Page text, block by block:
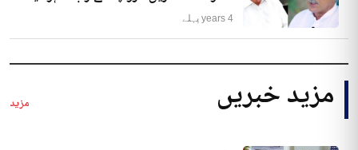
4 years پہلے
مزید خبریں مزید